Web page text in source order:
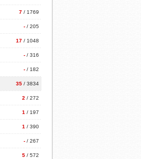
7 / 1769
- / 205
17 / 1048
- / 316
- / 182
35 / 3834
2 / 272
1 / 197
1 / 390
- / 267
5 / 572